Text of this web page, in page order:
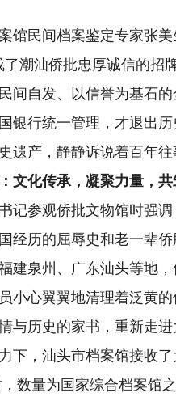
民间档案鉴定专家张美
了潮汕侨批忠厚诚信的招
自发、以信誉为基石的
银行统一管理，才退出
遗产，静静诉说着百年往
文化传承，凝聚力量，
参观侨批文物馆时强调
经历的屈辱史和老一辈
泉州、广东汕头等地，
小心翼翼地清理着泛黄
与历史的家书，重新走
，汕头市档案馆接收了
数量为国家综合档案馆